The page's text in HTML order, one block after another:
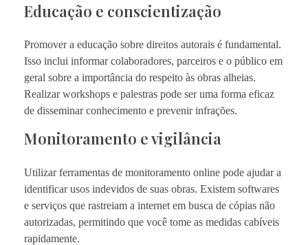
Educação e conscientização
Promover a educação sobre direitos autorais é fundamental.
Isso inclui informar colaboradores, parceiros e o público em
geral sobre a importância do respeito às obras alheias.
Realizar workshops e palestras pode ser uma forma eficaz
de disseminar conhecimento e prevenir infrações.
Monitoramento e vigilância
Utilizar ferramentas de monitoramento online pode ajudar a
identificar usos indevidos de suas obras. Existem softwares
e serviços que rastreiam a internet em busca de cópias não
autorizadas, permitindo que você tome as medidas cabíveis
rapidamente.